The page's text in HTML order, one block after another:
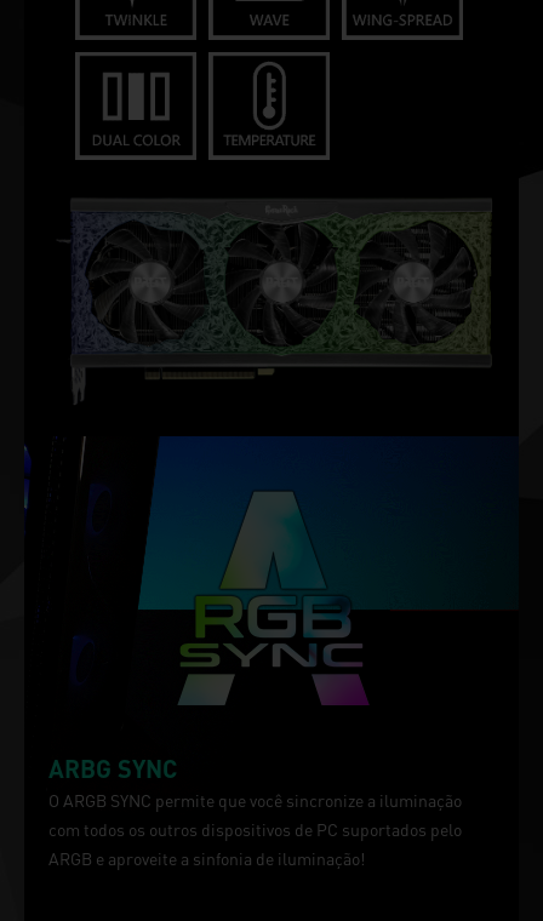
ARBG SYNC
O ARGB SYNC permite que você sincronize a iluminação
com todos os outros dispositivos de PC suportados pelo
ARGB e aproveite a sinfonia de iluminação!